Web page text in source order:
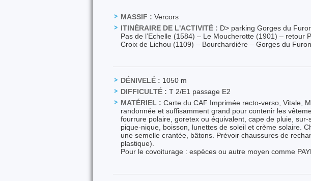
MASSIF : Vercors
ITINÉRAIRE DE L'ACTIVITÉ : D> parking Gorges du
Pas de l’Echelle (1584) – Le Moucherotte (1901) – retour
Croix de Lichou (1109) – Bourchardière – Gorges du
DÉNIVELÉ : 1050 m
DIFFICULTÉ : T 2/E1 passage E2
MATÉRIEL : Carte du CAF Imprimée recto-verso, Vitale,
randonnée et suffisamment grand pour contenir les
fourrure polaire, goretex ou équivalent, cape de pluie, sur-
pique-nique, boisson, lunettes de soleil et crème solaire.
une semelle crantée, bâtons. Prévoir chaussures de
plastique).
Pour le covoiturage : espèces ou autre moyen comme